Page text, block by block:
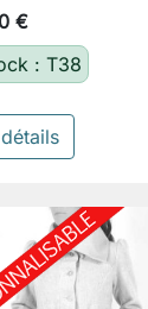
€
: T38